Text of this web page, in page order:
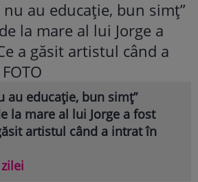
au educație, bun simț”
la mare al lui Jorge a fost
artistul când a intrat în